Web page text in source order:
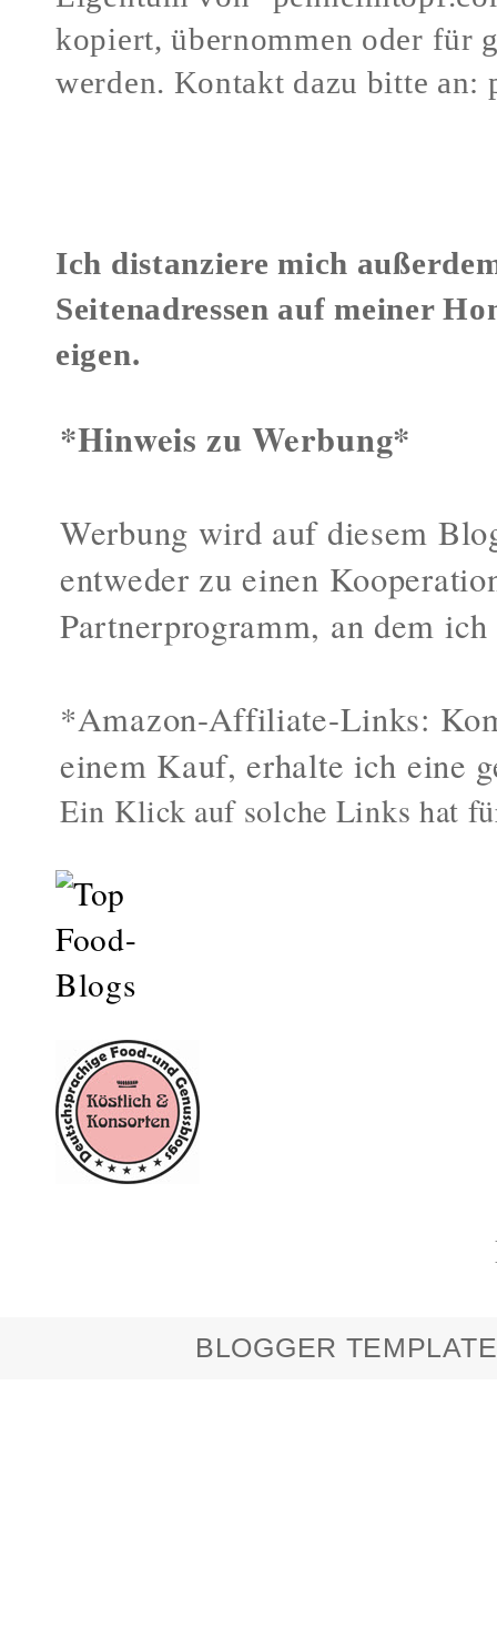
kopiert, übernommen oder für
werden. Kontakt dazu bitte an:
Ich distanziere mich
Seitenadressen auf meiner
eigen.
*Hinweis zu Werbung*
Werbung wird auf diesem
entweder zu einen
Partnerprogramm, an dem
*Amazon-Affiliate-Links:
einem Kauf, erhalte ich eine
Ein Klick auf solche Links hat
BLOGGER